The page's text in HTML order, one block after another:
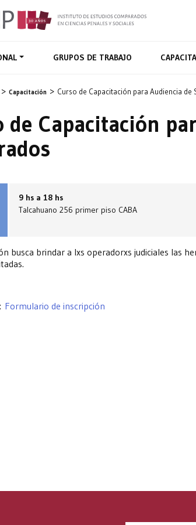
GRUPOS DE TRABAJO
Capacitación Curso de Capacitación para Audiencia de
de Capacitación
9 hs a 18 hs
Talcahuano 256 primer piso CABA
busca brindar a lxs operadorxs judiciales las
Formulario de inscripción